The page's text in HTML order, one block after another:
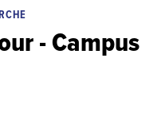
- Campus